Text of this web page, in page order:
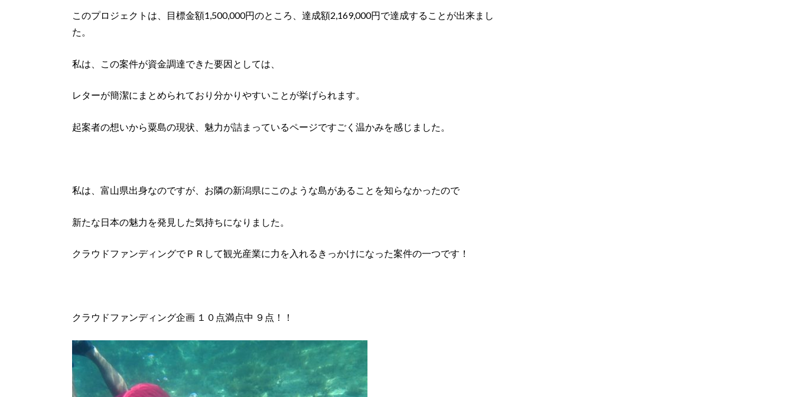
このプロジェクトは、目標金額1,500,000円のところ、達成額2,169,000円で達成することが出来まし
た。
私は、この案件が資金調達できた要因としては、
レターが簡潔にまとめられており分かりやすいことが挙げられます。
起案者の想いから粟島の現状、魅力が詰まっているページですごく温かみを感じました。
私は、富山県出身なのですが、お隣の新潟県にこのような島があることを知らなかったので
新たな日本の魅力を発見した気持ちになりました。
クラウドファンディングでＰＲして観光産業に力を入れるきっかけになった案件の一つです！
クラウドファンディング企画 １０点満点中 ９点！！